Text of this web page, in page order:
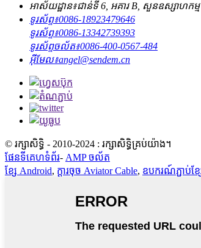
អាស័យដ្ឋាន៖ជាន់ទី 6, អគារ B, សួនឧស្សាហកម្ម
ទូរស័ព្ទ៖0086-18923479646
ទូរស័ព្ទ៖0086-13342739393
ទូរស័ព្ទចល័ត៖0086-400-0567-484
អ៊ីមែល៖angel@sendem.cn
© រក្សាសិទ្ធិ - 2010-2024 : រក្សាសិទ្ធិគ្រប់យ៉ាង។
ផែនទីគេហទំព័រ- AMP ចល័ត
ខ្សែ Android, ក្ដារចុច Aviator Cable, ឧបករណ៍ភ្ជាប់ខ្